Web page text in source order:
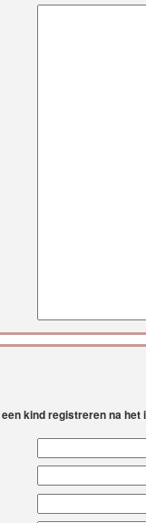
kind registreren na